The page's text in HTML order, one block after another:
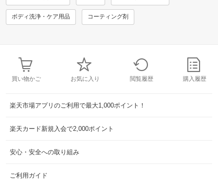
ボディ洗浄・ケア用品 コーティング剤
買い物かご お気に入り 閲覧履歴 購入履歴
楽天市場アプリのご利用で最大1,000ポイント！
楽天カード新規入会で2,000ポイント
安心・安全への取り組み
ご利用ガイド